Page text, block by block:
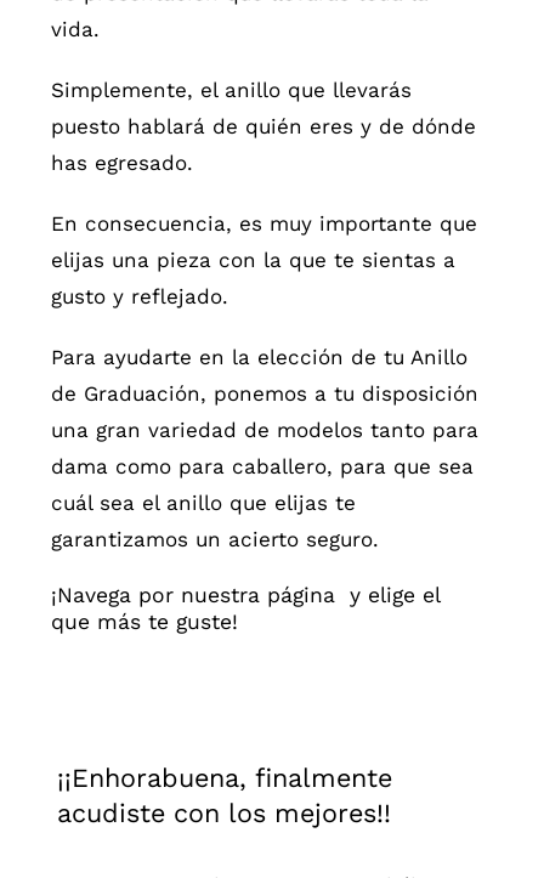
¡¡Enhorabuena, finalmente
acudiste con los mejores!!
vida.
Simplemente, el anillo que llevarás
puesto hablará de quién eres y de dónde
has egresado.
En consecuencia, es muy importante que
elijas una pieza con la que te sientas a
gusto y reflejado.
Para ayudarte en la elección de tu Anillo
de Graduación, ponemos a tu disposición
una gran variedad de modelos tanto para
dama como para caballero, para que sea
cuál sea el anillo que elijas te
garantizamos un acierto seguro.
¡Navega por nuestra página y elige el
que más te guste!